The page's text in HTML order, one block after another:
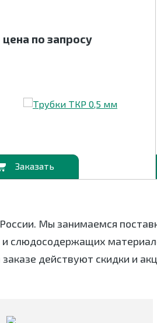
цена по запросу
В
Мы занимаемся
слюдосодержащих
действуют скидки и